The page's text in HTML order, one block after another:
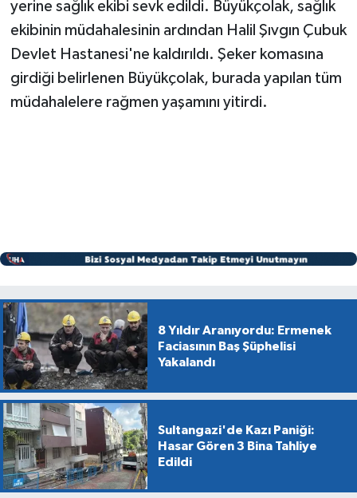
yerine sağlık ekibi sevk edildi. Büyükçolak, sağlık
ekibinin müdahalesinin ardından Halil Şıvgın Çubuk
Devlet Hastanesi'ne kaldırıldı. Şeker komasına
girdiği belirlenen Büyükçolak, burada yapılan tüm
müdahalelere rağmen yaşamını yitirdi.
8 Yıldır Aranıyordu: Ermenek
Faciasının Baş Şüphelisi
Yakalandı
Sultangazi'de Kazı Paniği:
Hasar Gören 3 Bina Tahliye
Edildi